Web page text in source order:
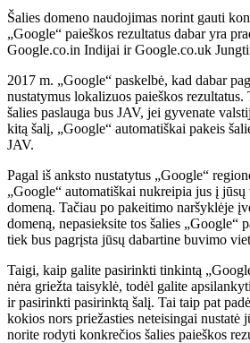
Šalies domeno naudojimas norint gauti
„Google“ paieškos rezultatus dabar yra
Google.co.in Indijai ir Google.co.uk
2017 m. „Google“ paskelbė, kad dabar
nustatymus lokalizuos paieškos
šalies paslauga bus JAV, jei gyvenate
kitą šalį, „Google“ automatiškai pakeis
JAV.
Pagal iš anksto nustatytus „Google“
„Google“ automatiškai nukreipia jus į
domeną. Tačiau po pakeitimo naršyklėje
domeną, nepasieksite tos šalies „Google“
tiek bus pagrįsta jūsų dabartine buvimo
Taigi, kaip galite pasirinkti tinkintą
nėra griežta taisyklė, todėl galite
ir pasirinkti pasirinktą šalį. Tai taip pat
kokios nors priežasties neteisingai nustatė
norite rodyti konkrečios šalies paieškos